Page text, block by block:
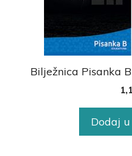
Bilježnica Pisanka
Dodaj